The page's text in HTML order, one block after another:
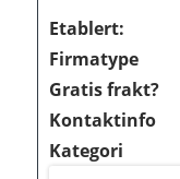
Etablert:
Firmatype
Gratis frakt?
Kontaktinfo
Kategori